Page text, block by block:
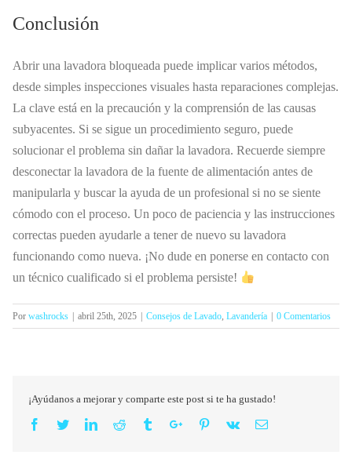
Conclusión
Abrir una lavadora bloqueada puede implicar varios métodos,
desde simples inspecciones visuales hasta reparaciones complejas.
La clave está en la precaución y la comprensión de las causas
subyacentes. Si se sigue un procedimiento seguro, puede
solucionar el problema sin dañar la lavadora. Recuerde siempre
desconectar la lavadora de la fuente de alimentación antes de
manipularla y buscar la ayuda de un profesional si no se siente
cómodo con el proceso. Un poco de paciencia y las instrucciones
correctas pueden ayudarle a tener de nuevo su lavadora
funcionando como nueva. ¡No dude en ponerse en contacto con
un técnico cualificado si el problema persiste!
Por washrocks abril 25th, 2025 Consejos de Lavado, Lavandería 0 Comentarios
¡Ayúdanos a mejorar y comparte este post si te ha gustado!
Facebook
TwitterLinkedinReddit TumblrGoogle+Pinterest
Vk Email